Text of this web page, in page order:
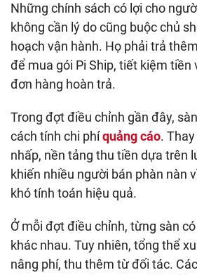
Những chính sách có lợi cho
không cần lý do cũng buộc chủ
hoạch vận hành. Họ phải trả
để mua gói Pi Ship, tiết kiệm tiền
đơn hàng hoàn trả.
Trong đợt điều chỉnh gần đây,
cách tính chi phíquảng cáo.
nhấp, nền tảng thu tiền dựa trên
khiến nhiều người bán phàn nàn
khó tính toán hiệu quả.
Ở mỗi đợt điều chỉnh, từng sàn
khác nhau. Tuy nhiên, tổng thể
nâng phí, thu thêm từ đối tác.